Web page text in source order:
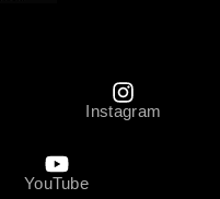
Instagram
YouTube